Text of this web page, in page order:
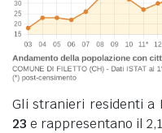
Gli stranieri residenti a
23 e rappresentano il